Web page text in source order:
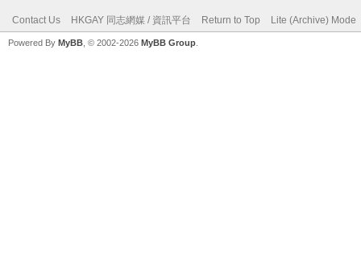
Contact Us HKGAY 同志網媒 / 資訊平台 Return to Top Lite (Archive) Mode
Powered By MyBB , © 2002-2026 MyBB Group